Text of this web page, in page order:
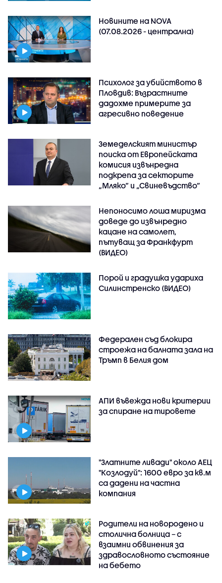
Новините на NOVA
(07.08.2026 - централна)
Психолог за убийството в
Пловдив: Възрастните
дадохме примерите за
агресивно поведение
Земеделският министър
поиска от Европейската
комисия извънредна
подкрепа за секторите
„Мляко“ и „Свиневъдство“
Непоносимо лоша миризма
доведе до извънредно
кацане на самолет,
пътуващ за Франкфурт
(ВИДЕО)
Порой и градушка удариха
Силинстренско (ВИДЕО)
Федерален съд блокира
строежа на балната зала на
Тръмп в Белия дом
АПИ въвежда нови критерии
за спиране на тировете
"Златните ливади" около АЕЦ
"Козлодуй": 1600 евро за кв.м
са дадени на частна
компания
Родители на новородено и
столична болница – с
взаимни обвинения за
здравословното състояние
на бебето